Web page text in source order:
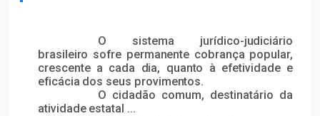
O sistema jurídico-judiciário
brasileiro sofre permanente cobrança popular,
crescente a cada dia, quanto à efetividade e
eficácia dos seus provimentos.
O cidadão comum, destinatário da
atividade estatal ...